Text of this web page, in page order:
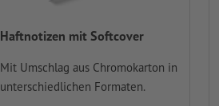
Haftnotizen mit Softcover
Mit Umschlag aus Chromokarton in
unterschiedlichen Formaten.